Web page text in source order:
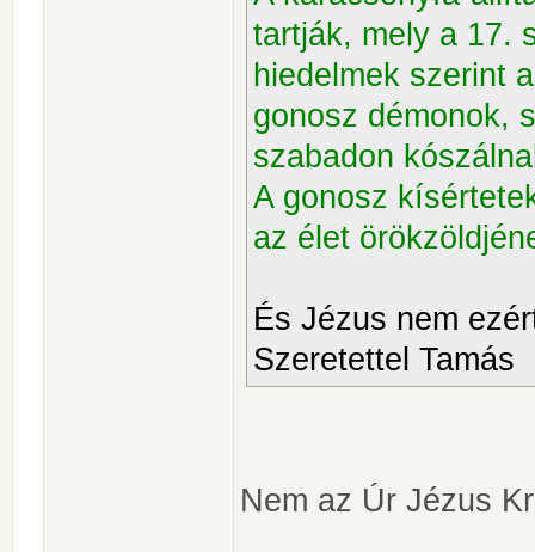
tartják, mely a 17.
hiedelmek szerint
gonosz démonok,
szabadon
A gonosz
az élet
És Jézus nem
Szeretettel Tamás
Nem az Úr Jézus